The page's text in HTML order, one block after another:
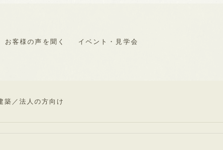
お客様の声を聞く イベント・見学会
築／法人の方向け